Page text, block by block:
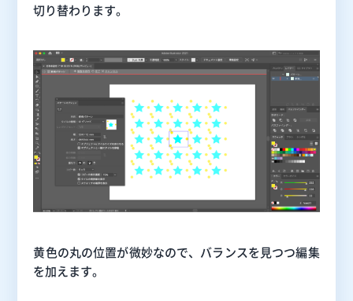
切り替わります。
黄色の丸の位置が微妙なので、バランスを見つつ編集
を加えます。